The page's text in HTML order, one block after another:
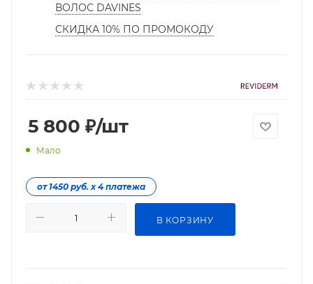
ВОЛОС DAVINES
СКИДКА 10% ПО ПРОМОКОДУ
5 800 ₽/шт
Мало
от 1450 руб. х 4 платежа
В КОРЗИНУ